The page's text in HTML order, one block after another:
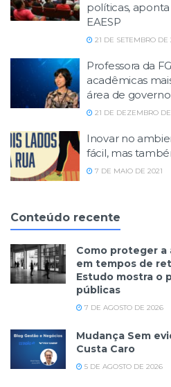
políticas,
EAESP
21 DE SETEMBRO DE
Professora da
acadêmicas
área de governo
21 DE DEZEMBRO
Inovar no
fácil, mas
7 DE MAIO DE 2021
Conteúdo recente
Como proteger a
em tempos de
Estudo mostra o
públicas
7 DE AGOSTO DE 2026
Mudança Sem
Custa Caro
5 DE AGOSTO DE 2026